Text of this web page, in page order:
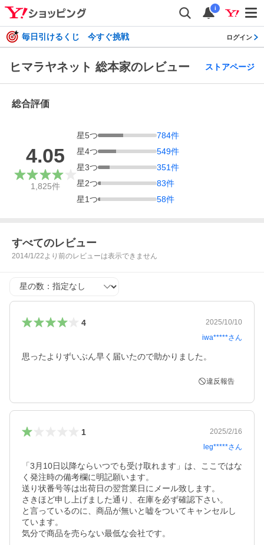
i
毎日引けるくじ 今すぐ挑戦 ログイン
ヒマラヤネット 総本家のレビュー ストアページ
総合評価
4.05
1,825件
星5つ 784件
星4つ 549件
星3つ 351件
星2つ 83件
星1つ 58件
すべてのレビュー
2014/1/22より前のレビューは表示できません
星の数
4
2025/10/10
iwa*****さん
思ったよりずいぶん早く届いたので助かりました。
違反報告
1
2025/2/16
leg*****さん
「3月10日以降ならいつでも受け取れます」は、ここではな
く発注時の備考欄に明記願います。
送り状番号等は出荷日の翌営業日にメール致します。
さきほど申し上げました通り、在庫を必ず確認下さい。
と言っているのに、商品が無いと嘘をついてキャンセルし
ています。
気分で商品を売らない最低な会社です。